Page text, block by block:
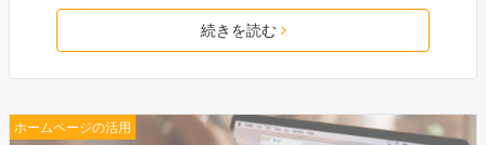
続きを読む
ホームページの活用